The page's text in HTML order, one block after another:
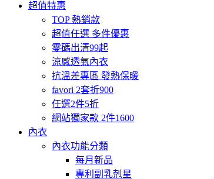
超值特惠
TOP 熱銷款
超值任選 多件優惠
零碼出清99起
涼感透氣內衣
抗溫差專區 發熱保暖
favori 2套折900
任選2件5折
網站獨家款 2件1600
內衣
內衣功能分類
每月新品
專利副乳剋星